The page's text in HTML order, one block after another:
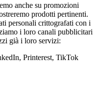
anche su promozioni
prodotti pertinenti.
personali crittografati con i
i loro canali pubblicitari
già i loro servizi:
Printerest, TikTok